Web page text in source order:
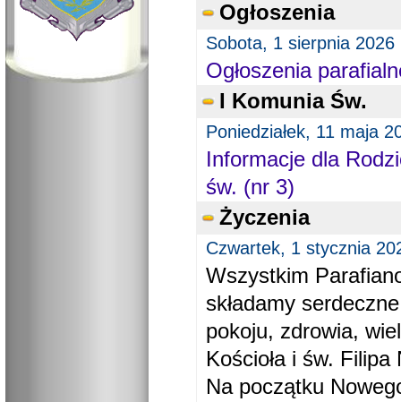
Ogłoszenia
Sobota, 1 sierpnia 2026
Ogłoszenia
I Komunia Św.
Poniedziałek, 11 maja
Informacje dla
św. (nr 3)
Życzenia
Czwartek, 1 stycznia
Wszystkim
składamy
pokoju, zdrowia,
Kościoła i św. Filipa
Na początku